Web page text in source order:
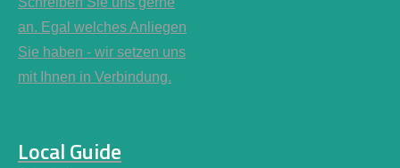
an. Egal welches Anliegen
Sie haben - wir setzen uns
mit Ihnen in Verbindung.
Local Guide